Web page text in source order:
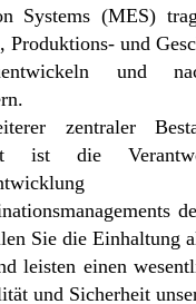
Systems (MES)
Produktions- und
und
zentraler
ist die
Sie die Einhaltung
leisten einen
und Sicherheit